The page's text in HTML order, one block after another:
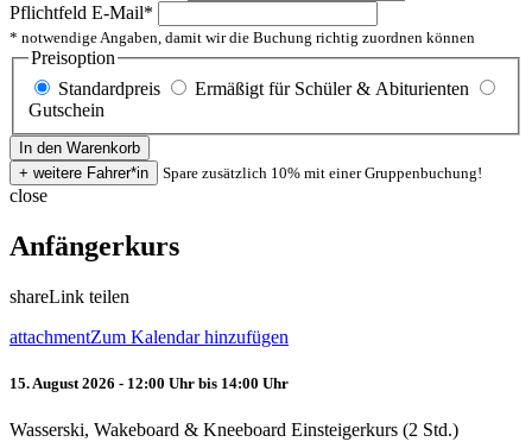
Pflichtfeld E-Mail*
* notwendige Angaben, damit wir die Buchung richtig zuordnen können
Preisoption
Standardpreis
Ermäßigt für Schüler & Abiturienten
Gutschein
Spare zusätzlich 10% mit einer Gruppenbuchung!
close
Anfängerkurs
shareLink teilen
attachmentZum Kalendar hinzufügen
15. August 2026 - 12:00 Uhr bis 14:00 Uhr
Wasserski, Wakeboard & Kneeboard Einsteigerkurs (2 Std.)